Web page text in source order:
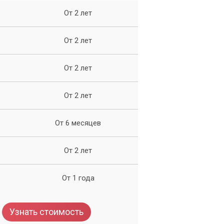
От 2 лет
От 2 лет
От 2 лет
От 2 лет
От 6 месяцев
От 2 лет
От 1 года
Узнать стоимость